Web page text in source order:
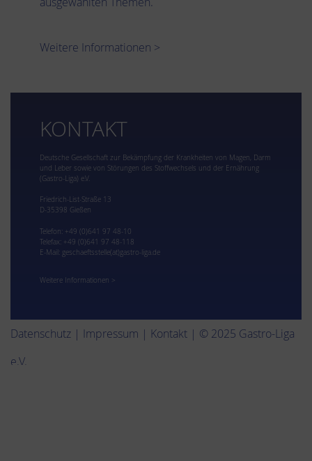
Weitere Informationen >
KONTAKT
Deutsche Gesellschaft zur Bekämpfung der Krankheiten von Magen, Darm
und Leber sowie von Störungen des Stoffwechsels und der Ernährung
(Gastro-Liga) e.V.
Friedrich-List-Straße 13
D-35398 Gießen
Telefon: +49 (0)641 97 48-10
Telefax: +49 (0)641 97 48-118
E-Mail: geschaeftsstelle(at)gastro-liga.de
Weitere Informationen >
Datenschutz | Impressum | Kontakt | © 2025 Gastro-Liga
e.V.